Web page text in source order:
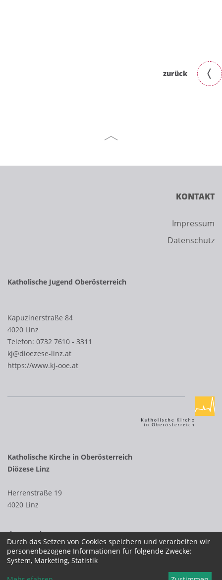
zurück
KONTAKT
Impressum
Datenschutz
Katholische Jugend Oberösterreich
Kapuzinerstraße 84
4020 Linz
Telefon: 0732 7610 - 3311
kj@dioezese-linz.at
https://www.kj-ooe.at
Katholische Kirche in Oberösterreich
Diözese Linz
Herrenstraße 19
4020 Linz
Ihr Kontakt zur
Diözese Linz
Durch das Setzen von Cookies speichern und verarbeiten wir
personenbezogene Informationen für folgende Zwecke:
System, Marketing, Statistik